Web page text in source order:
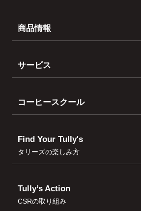
商品情報
サービス
コーヒースクール
Find Your Tully's
タリーズの楽しみ方
Tully’s Action
CSRの取り組み